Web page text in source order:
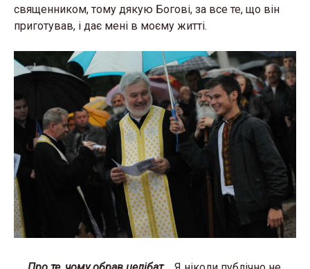
священником, тому дякую Богові, за все те, що він
приготував, і дає мені в моєму житті.